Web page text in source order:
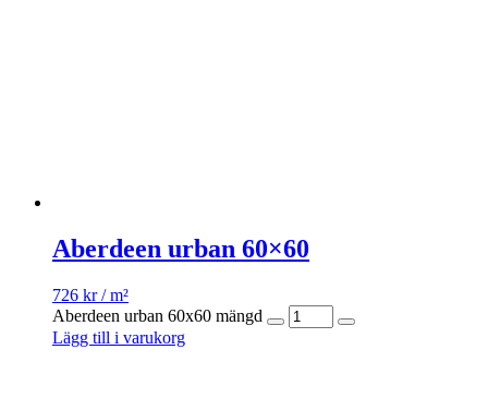
Aberdeen urban 60×60
726 kr/ m²
Aberdeen urban 60x60 mängd
Lägg till i varukorg